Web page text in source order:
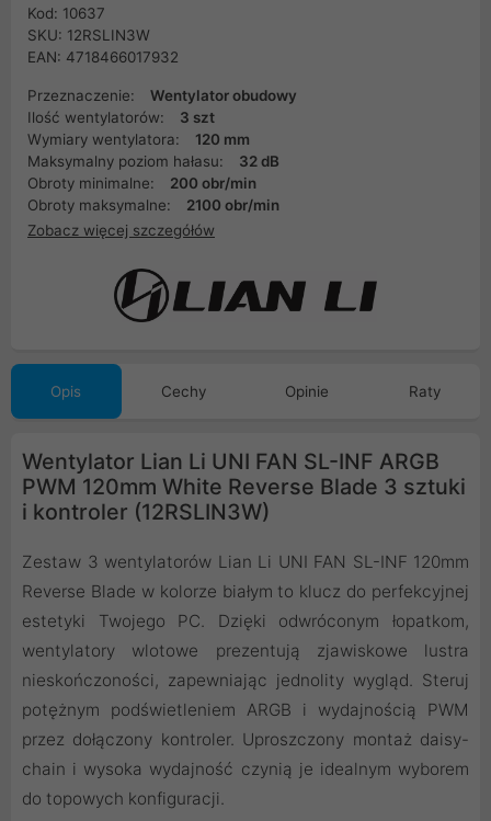
Kod: 10637
SKU: 12RSLIN3W
EAN: 4718466017932
Przeznaczenie:
Wentylator obudowy
Ilość wentylatorów:
3 szt
Wymiary wentylatora:
120 mm
Maksymalny poziom hałasu:
32 dB
Obroty minimalne:
200 obr/min
Obroty maksymalne:
2100 obr/min
Zobacz więcej szczegółów
Opis Cechy Opinie Raty
Wentylator Lian Li UNI FAN SL-INF ARGB
PWM 120mm White Reverse Blade 3 sztuki
i kontroler (12RSLIN3W)
Zestaw 3 wentylatorów Lian Li UNI FAN SL-INF 120mm
Reverse Blade w kolorze białym to klucz do perfekcyjnej
estetyki Twojego PC. Dzięki odwróconym łopatkom,
wentylatory wlotowe prezentują zjawiskowe lustra
nieskończoności, zapewniając jednolity wygląd. Steruj
potężnym podświetleniem ARGB i wydajnością PWM
przez dołączony kontroler. Uproszczony montaż daisy-
chain i wysoka wydajność czynią je idealnym wyborem
do topowych konfiguracji.